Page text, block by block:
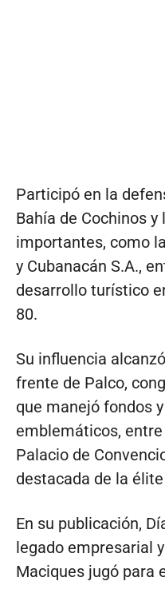
Participó en la
Bahía de Cochinos
importantes, como
y Cubanacán S.A.,
desarrollo turístico
80.
Su influencia
frente de Palco,
que manejó fondos
emblemáticos,
Palacio de
destacada de la
En su publicación,
legado empresarial
Maciques jugó para